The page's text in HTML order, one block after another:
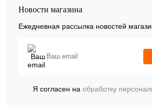
Новости магазина
Ежедневная рассылка новостей
Я согласен на обработку